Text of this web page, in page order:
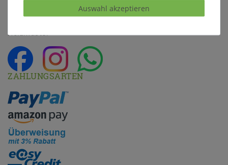
Pflege und Kundendienst
Holzmuster
ZAHLUNGSARTEN
Auswahl akzeptieren